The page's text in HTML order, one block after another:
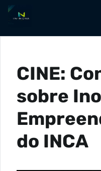
CINE:
sobre
do INCA